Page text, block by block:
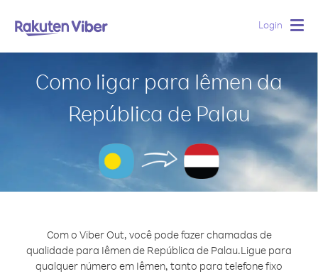
Login
Como ligar para Iêmen da
República de Palau
Com o Viber Out, você pode fazer chamadas de
qualidade para Iêmen de República de Palau.Ligue para
qualquer número em Iêmen, tanto para telefone fixo